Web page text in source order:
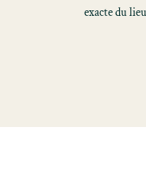
exacte du